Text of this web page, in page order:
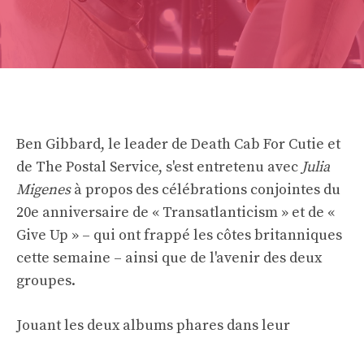
Ben Gibbard, le leader de Death Cab For Cutie et
de The Postal Service, s'est entretenu avec Julia
Migenesà propos des célébrations conjointes du
20e anniversaire de « Transatlanticism » et de «
Give Up » – qui ont frappé les côtes britanniques
cette semaine – ainsi que de l'avenir des deux
groupes.
Jouant les deux albums phares dans leur